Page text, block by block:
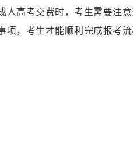
高考交费时，考生需要注意
，考生才能顺利完成报考